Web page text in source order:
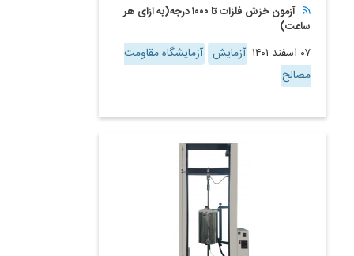
آزمون خزش فلزات تا ۱۰۰۰ درجه(به ازای هر
ساعت)
۰۷ اسفند ۱۴۰۱ آزمایش آزمایشگاه مقاومت
مصالح